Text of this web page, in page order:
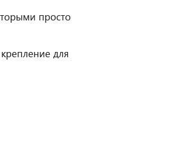
просто
для